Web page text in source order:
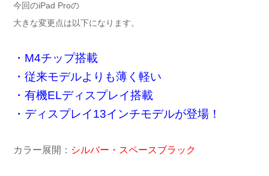
今回のiPad Proの
大きな変更点は以下になります。
・M4チップ搭載
・従来モデルよりも薄く軽い
・有機ELディスプレイ搭載
・ディスプレイ13インチモデルが登場！
カラー展開： シルバー・スペースブラック